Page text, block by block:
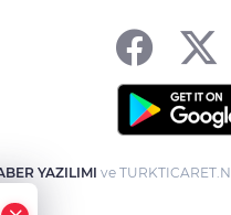
YAZILIMI ve